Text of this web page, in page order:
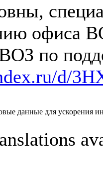
офиса
по
d/
данные для ускорения